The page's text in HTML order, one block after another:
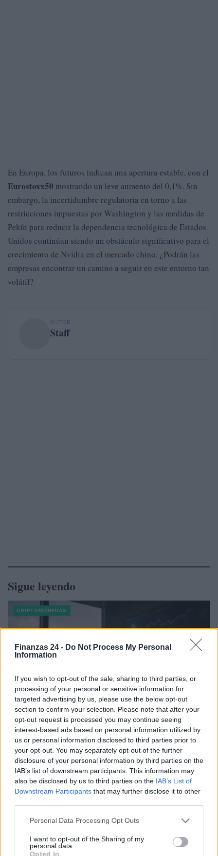
Finanzas 24 - Do Not Process My Personal
Information
If you wish to opt-out of the sale, sharing to third parties, or
processing of your personal or sensitive information for
targeted advertising by us, please use the below opt-out
section to confirm your selection. Please note that after your
opt-out request is processed you may continue seeing
interest-based ads based on personal information utilized by
us or personal information disclosed to third parties prior to
your opt-out. You may separately opt-out of the further
disclosure of your personal information by third parties on the
IAB’s list of downstream participants. This information may
also be disclosed by us to third parties on the IAB’s List of
Downstream Participants that may further disclose it to other
Please note that this website/app uses one or more Google
not limited to your visit or usage behaviour. You may click to
grant or deny consent to Google and its third-party tags to
Personal Data Processing Opt Outs
I want to opt-out of the Sharing of my
personal data.
Opted In
En Europa, los futuros indican una apertura estable, con el
Eurostoxx50 mostrando un leve aumento del 0,1%. Sin
embargo, la incertidumbre regulatoria en torno a las
restricciones impuestas por Washington y las medidas de
Pekín para reducir la dependencia tecnológica de Estados
Unidos continúan siendo un obstáculo significativo para el
crecimiento de Nvidia en el mercado chino. ¿Podrán las
empresas encontrar un camino a seguir en este entorno tan
volátil?
AUTOR
Staff
Sigue leyendo
CRIPTOMONEDAS
Cotización de criptomonedas: evolución y perspectivas en 2026
Diego Martín · 8 Ago 2026
CRIPTOMONEDAS